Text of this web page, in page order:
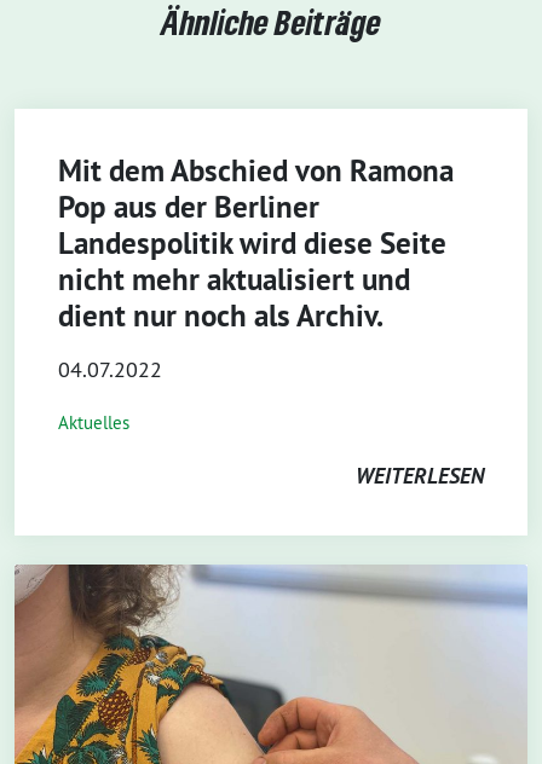
Ähnliche Beiträge
Mit dem Abschied von Ramona
Pop aus der Berliner
Landespolitik wird diese Seite
nicht mehr aktualisiert und
dient nur noch als Archiv.
04.07.2022
Aktuelles
WEITERLESEN